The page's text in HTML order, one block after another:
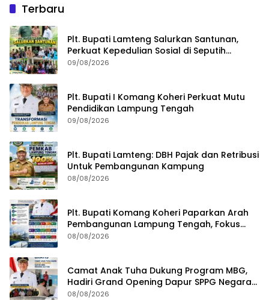
Terbaru
Plt. Bupati Lamteng Salurkan Santunan,
Perkuat Kepedulian Sosial di Seputih
Mataram
09/08/2026
Plt. Bupati I Komang Koheri Perkuat Mutu
Pendidikan Lampung Tengah
09/08/2026
Plt. Bupati Lamteng: DBH Pajak dan Retribusi
Untuk Pembangunan Kampung
08/08/2026
Plt. Bupati Komang Koheri Paparkan Arah
Pembangunan Lampung Tengah, Fokus
pada SDM, Ekonomi, Infrastruktur dan
08/08/2026
Camat Anak Tuha Dukung Program MBG,
Hadiri Grand Opening Dapur SPPG Negara
Aji Tua Lampung Tengah
08/08/2026